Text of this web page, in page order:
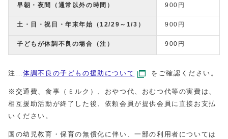
早朝・夜間（通常以外の時間） 900円
土・日・祝日・年末年始（12/29～1/3） 900円
子どもが体調不良の場合（注） 900円
注…体調不良の子どもの援助について をご確認ください。
※交通費、食事（ミルク）、おやつ代、おむつ代等の実費は、
相互援助活動が終了した後、依頼会員が提供会員に直接お支払
いください。
国の幼児教育・保育の無償化に伴い、一部の利用者については